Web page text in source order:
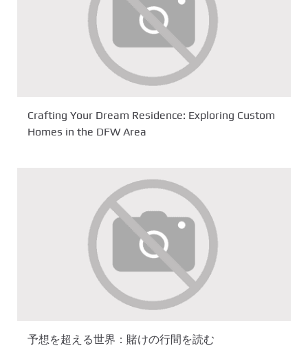
Crafting Your Dream Residence: Exploring Custom
Homes in the DFW Area
予想を超える世界：賭けの行間を読む